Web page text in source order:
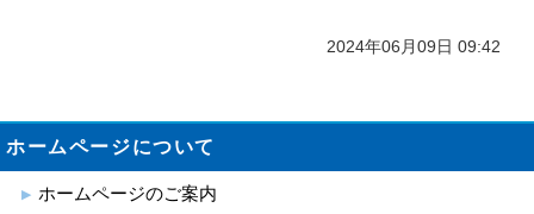
2024年06月09日 09:42
ホームページについて
ホームページのご案内